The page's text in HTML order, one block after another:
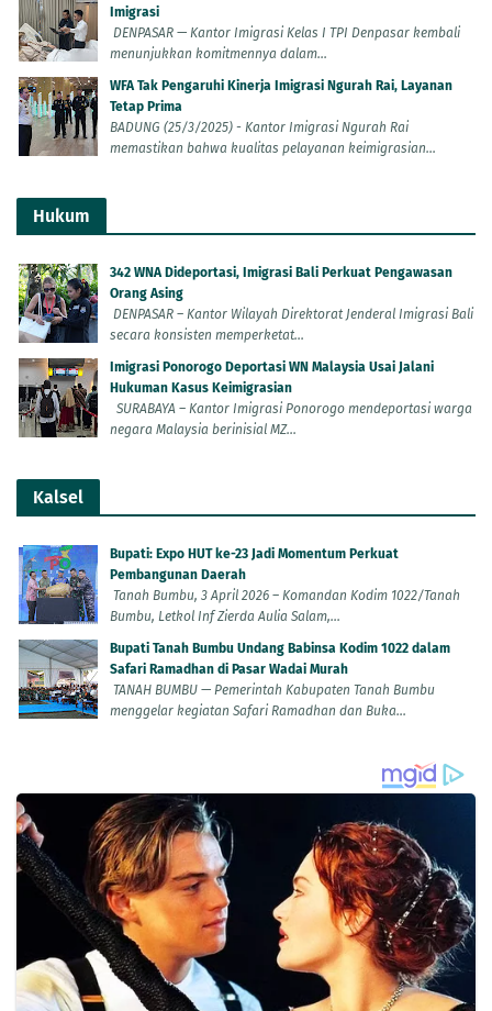
Imigrasi
DENPASAR — Kantor Imigrasi Kelas I TPI Denpasar kembali
menunjukkan komitmennya dalam...
WFA Tak Pengaruhi Kinerja Imigrasi Ngurah Rai, Layanan
Tetap Prima
BADUNG (25/3/2025) - Kantor Imigrasi Ngurah Rai
memastikan bahwa kualitas pelayanan keimigrasian...
Hukum
342 WNA Dideportasi, Imigrasi Bali Perkuat Pengawasan
Orang Asing
DENPASAR – Kantor Wilayah Direktorat Jenderal Imigrasi Bali
secara konsisten memperketat...
Imigrasi Ponorogo Deportasi WN Malaysia Usai Jalani
Hukuman Kasus Keimigrasian
SURABAYA – Kantor Imigrasi Ponorogo mendeportasi warga
negara Malaysia berinisial MZ...
Kalsel
Bupati: Expo HUT ke-23 Jadi Momentum Perkuat
Pembangunan Daerah
Tanah Bumbu, 3 April 2026 – Komandan Kodim 1022/Tanah
Bumbu, Letkol Inf Zierda Aulia Salam,...
Bupati Tanah Bumbu Undang Babinsa Kodim 1022 dalam
Safari Ramadhan di Pasar Wadai Murah
TANAH BUMBU — Pemerintah Kabupaten Tanah Bumbu
menggelar kegiatan Safari Ramadhan dan Buka...